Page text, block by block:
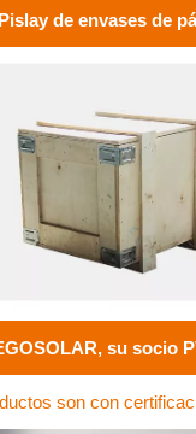
Pislay de envases de
su socio
son con